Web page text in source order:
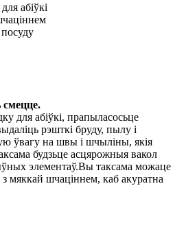
абіўкі
для абіўкі, прапыласосьце
рэшткі бруду, пылу і
ўвагу на швы і шчыліны, якія
будзьце асцярожныя вакол
элементаў.Вы таксама можаце
мяккай шчаціннем, каб акуратна